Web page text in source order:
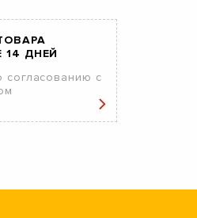
14 ДНЕЙ
согласованию с